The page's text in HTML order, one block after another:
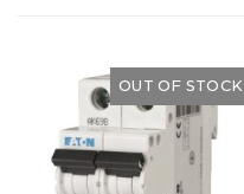
OUT OF STOCK